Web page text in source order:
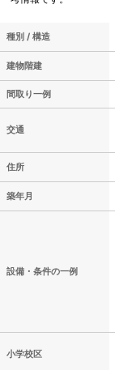
種別 / 構造
建物階建
間取り一例
交通
住所
築年月
設備・条件の一例
小学校区